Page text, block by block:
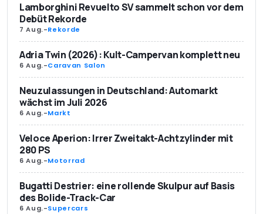
Lamborghini Revuelto SV sammelt schon vor dem
Debüt Rekorde
7 Aug.-Rekorde
Adria Twin (2026): Kult-Campervan komplett neu
6 Aug.-Caravan Salon
Neuzulassungen in Deutschland: Automarkt
wächst im Juli 2026
6 Aug.-Markt
Veloce Aperion: Irrer Zweitakt-Achtzylinder mit
280 PS
6 Aug.-Motorrad
Bugatti Destrier: eine rollende Skulpur auf Basis
des Bolide-Track-Car
6 Aug.-Supercars